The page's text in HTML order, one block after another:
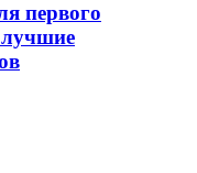
первого
лучшие